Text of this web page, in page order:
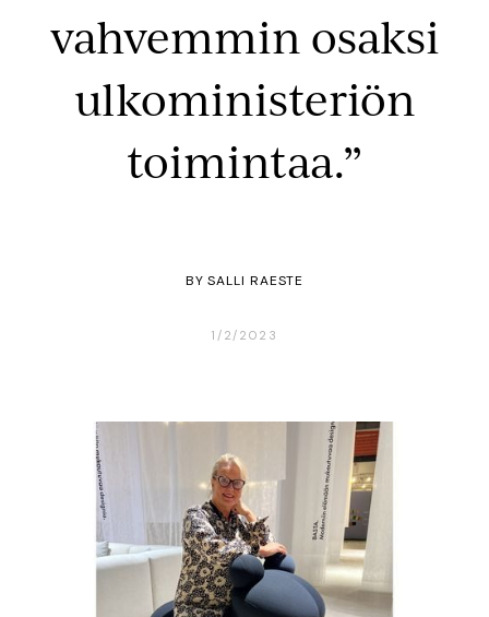
vahvemmin osaksi
ulkoministeriön
toimintaa.”
BYSALLI RAESTE
1/2/2023